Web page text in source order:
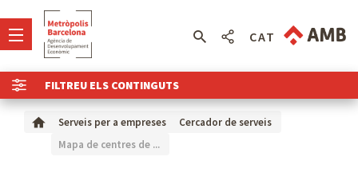
FILTREU ELS CONTINGUTS
CAT
Serveis per a empreses
Cercador de serveis
Mapa de centres de ...